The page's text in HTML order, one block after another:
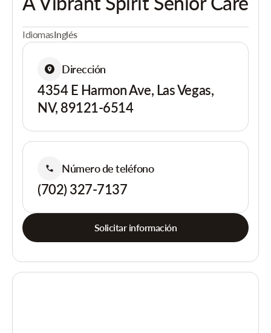
IdiomasInglés
Dirección
4354 E Harmon Ave, Las Vegas,
NV, 89121-6514
Número de teléfono
(702) 327-7137
Solicitar información